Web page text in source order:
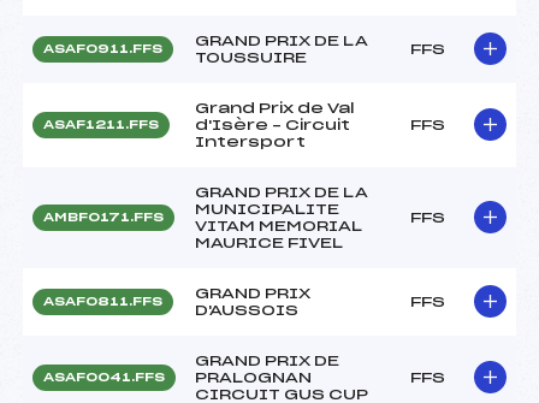
ASAF0911.FFS
GRAND PRIX DE LA
TOUSSUIRE
FFS
ASAF1211.FFS
Grand Prix de Val
d'Isère – Circuit
Intersport
FFS
AMBF0171.FFS
GRAND PRIX DE LA
MUNICIPALITE
VITAM MEMORIAL
MAURICE FIVEL
FFS
ASAF0811.FFS
GRAND PRIX
D'AUSSOIS
FFS
ASAF0041.FFS
GRAND PRIX DE
PRALOGNAN
CIRCUIT GUS CUP
FFS